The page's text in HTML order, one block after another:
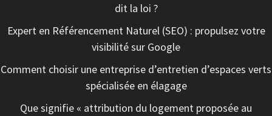
dit la loi ?
Expert en Référencement Naturel (SEO) : propulsez votre
visibilité sur Google
Comment choisir une entreprise d’entretien d’espaces verts
spécialisée en élagage
Que signifie « attribution du logement proposée au